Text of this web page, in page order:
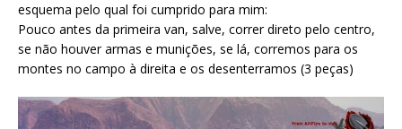
esquema pelo qual foi cumprido para mim:
Pouco antes da primeira van, salve, correr direto pelo centro,
se não houver armas e munições, se lá, corremos para os
montes no campo à direita e os desenterramos (3 peças)